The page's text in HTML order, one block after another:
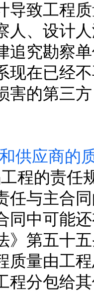
导致工程
人、设计
追究勘察
现在已经
害的第三
供应商的
程的责任
任与主合
同中可能
》第五十
质量由工
程分包给